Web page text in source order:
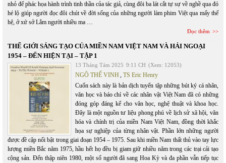
nhỏ để phác họa hành trình tinh thần của tác giả, cùng đôi ba lát cắt tự sự về nghề qua đó
hé lộ giúp người đọc đôi chút về đời sống của những người làm phim Việt qua mấy thế
hệ, ở xứ sở Lắm người nhiều ma …
Đọc thêm
THẾ GIỚI SÁNG TẠO CỦA MIỀN NAM VIỆT NAM VÀ HẢI NGOẠI
1954 – ĐẾN HIỆN TẠI – TẬP 1
13 Tháng Tám 2025 9:11 CH (Xem: 12053)
NGÔ THẾ VINH, TS Eric Henry
Cuốn sách này là bản dịch tuyển tập những bút ký cá nhân,
văn học và báo chí về các nhân vật Việt Nam đã có những
đóng góp đáng kể cho văn học, nghệ thuật và khoa học.
Đây là một nguồn tư liệu phong phú về lịch sử xã hội, văn
hóa và chính trị của miền Nam Việt Nam, đồng thời khắc
họa sự nghiệp của từng nhân vật. Phần lớn những người
được đề cập nổi bật trong giai đoạn 1954 – 1975. Sau khi miền Nam thất thủ vào tay lực
lượng miền Bắc năm 1975, hầu hết họ đều bị giam giữ nhiều năm trong các trại cải tạo
cộng sản. Đến thập niên 1980, một số người đã sang Hoa Kỳ và đa phần vẫn tiếp tục